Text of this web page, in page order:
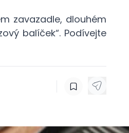
zavazadle, dlouhém
balíček“. Podívejte